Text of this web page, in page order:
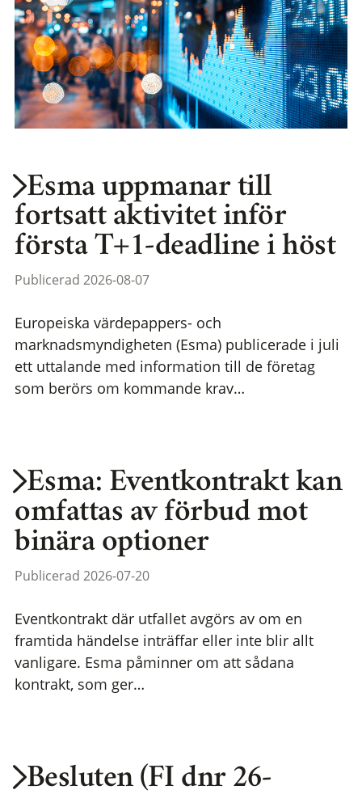
Esma uppmanar till
fortsatt aktivitet inför
första T+1-deadline i höst
Publicerad 2026-08-07
Europeiska värdepappers- och
marknadsmyndigheten (Esma) publicerade i juli
ett uttalande med information till de företag
som berörs om kommande krav…
Esma: Eventkontrakt kan
omfattas av förbud mot
binära optioner
Publicerad 2026-07-20
Eventkontrakt där utfallet avgörs av om en
framtida händelse inträffar eller inte blir allt
vanligare. Esma påminner om att sådana
kontrakt, som ger…
Besluten (FI dnr 26-